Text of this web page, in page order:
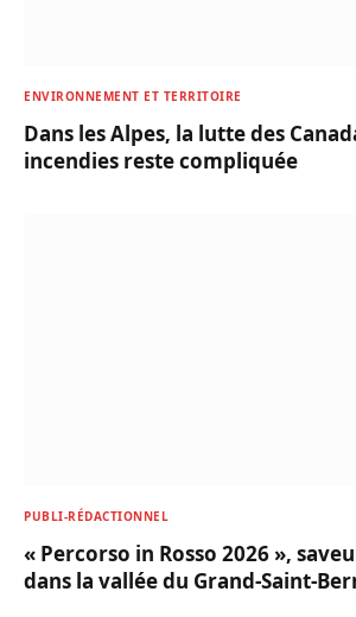
ENVIRONNEMENT ET TERRITOIRE
Dans les Alpes, la lutte des
incendies reste compliquée
PUBLI-RÉDACTIONNEL
« Percorso in Rosso 2026 »,
dans la vallée du Grand-Saint-